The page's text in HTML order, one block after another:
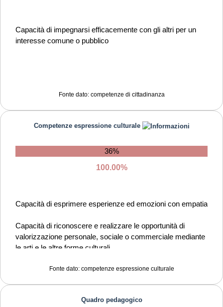
Capacità di motivare gli altri e valorizzare le loro idee, di
Capacità di impegnarsi efficacemente con gli altri per un
interesse comune o pubblico
Fonte dato: competenze di cittadinanza
Competenze espressione culturale
36%
100.00%
Capacità di esprimere esperienze ed emozioni con empatia
Capacità di riconoscere e realizzare le opportunità di
valorizzazione personale, sociale o commerciale mediante
le arti e le altre forme culturali
Capacità di impegnarsi in processi creativi sia
Curiosità nei confronti del mondo, apertura per immaginare
Fonte dato: competenze espressione culturale
Quadro pedagogico